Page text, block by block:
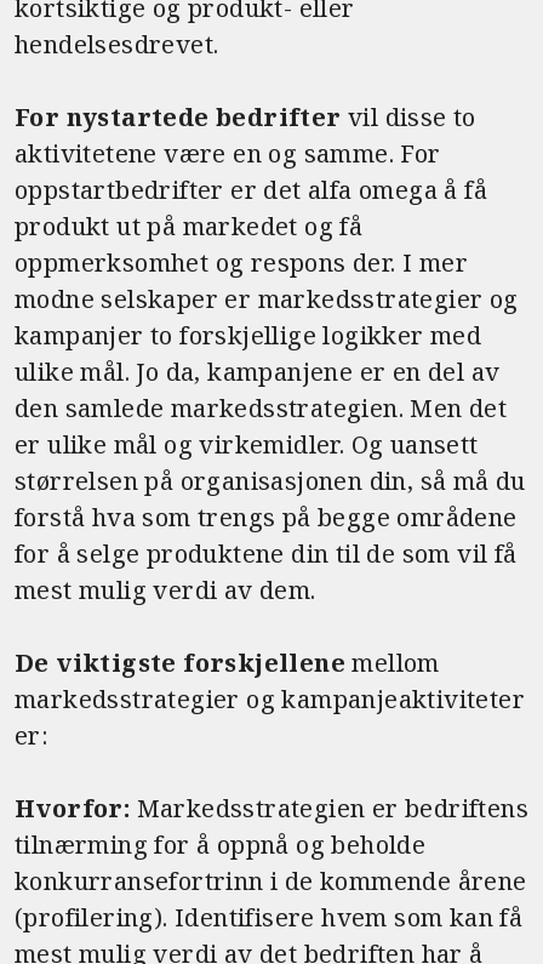
kortsiktige og produkt- eller
hendelsesdrevet.
For nystartede bedrifter vil disse to
aktivitetene være en og samme. For
oppstartbedrifter er det alfa omega å få
produkt ut på markedet og få
oppmerksomhet og respons der. I mer
modne selskaper er markedsstrategier og
kampanjer to forskjellige logikker med
ulike mål. Jo da, kampanjene er en del av
den samlede markedsstrategien. Men det
er ulike mål og virkemidler. Og uansett
størrelsen på organisasjonen din, så må du
forstå hva som trengs på begge områdene
for å selge produktene din til de som vil få
mest mulig verdi av dem.
De viktigste forskjellene mellom
markedsstrategier og kampanjeaktiviteter
er:
Hvorfor: Markedsstrategien er bedriftens
tilnærming for å oppnå og beholde
konkurransefortrinn i de kommende årene
(profilering). Identifisere hvem som kan få
mest mulig verdi av det bedriften har å